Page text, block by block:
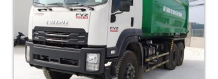
Xe chở rác thùng rời (hooklift) 14 khối...